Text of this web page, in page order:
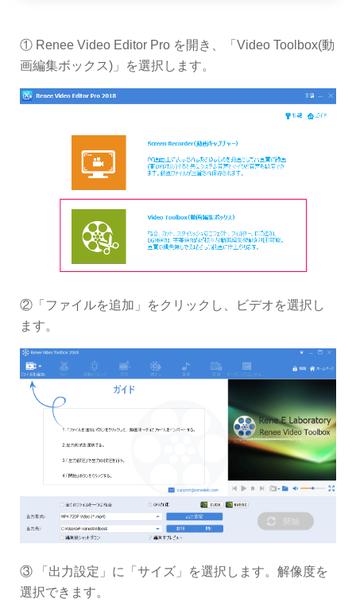
① Renee Video Editor Pro を開き、「Video Toolbox(動
画編集ボックス)」を選択します。
②「ファイルを追加」をクリックし、ビデオを選択し
ます。
③ 「出力設定」に「サイズ」を選択します。解像度を
選択できます。